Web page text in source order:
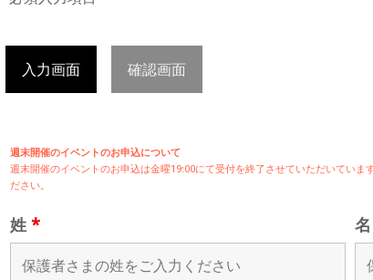
入力画面 確認画面
週末開催のイベントのお申込について
週末開催のイベントのお申込は金曜19:00にて受付を終了させていただいていま
ださい。
姓 *